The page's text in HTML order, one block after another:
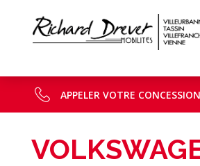
APPELER VOTRE CONCESSION